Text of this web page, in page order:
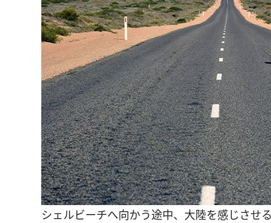
シェルビーチへ向かう途中、大陸を感じさせ